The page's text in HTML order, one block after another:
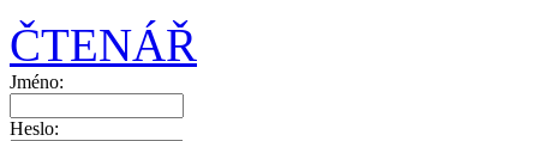
ČTENÁŘ
Jméno:
Heslo: